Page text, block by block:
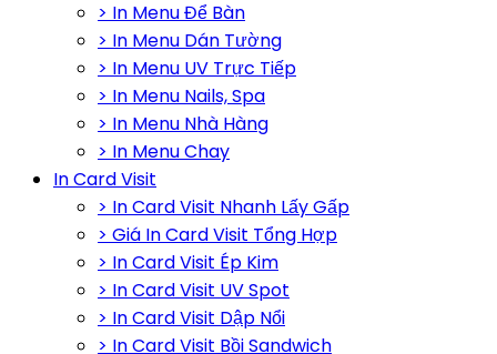
> In Menu Để Bàn
> In Menu Dán Tường
> In Menu UV Trực Tiếp
> In Menu Nails, Spa
> In Menu Nhà Hàng
> In Menu Chay
In Card Visit
> In Card Visit Nhanh Lấy Gấp
> Giá In Card Visit Tổng Hợp
> In Card Visit Ép Kim
> In Card Visit UV Spot
> In Card Visit Dập Nổi
> In Card Visit Bồi Sandwich